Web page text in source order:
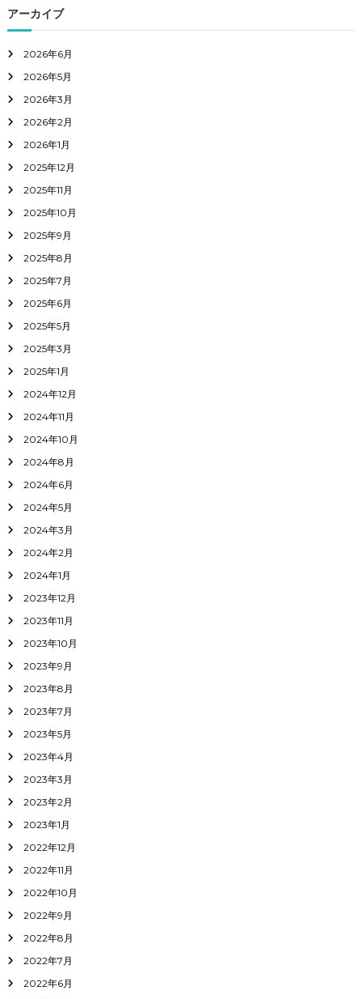
アーカイブ
2026年6月
2026年5月
2026年3月
2026年2月
2026年1月
2025年12月
2025年11月
2025年10月
2025年9月
2025年8月
2025年7月
2025年6月
2025年5月
2025年3月
2025年1月
2024年12月
2024年11月
2024年10月
2024年8月
2024年6月
2024年5月
2024年3月
2024年2月
2024年1月
2023年12月
2023年11月
2023年10月
2023年9月
2023年8月
2023年7月
2023年5月
2023年4月
2023年3月
2023年2月
2023年1月
2022年12月
2022年11月
2022年10月
2022年9月
2022年8月
2022年7月
2022年6月